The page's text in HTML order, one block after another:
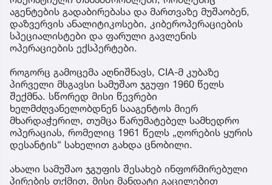
აგენტების გადაბირებასა და მართვაზე მუშაობენ,
დაზვერვის ანალიტიკოსები, კიბეროპერაციების
სპეციალისტები და ფარული გავლენის
ოპერაციების ექსპერტები.
როგორც გამოცემა აღნიშნავს, CIA-მ კუბაზე
პირველი მსგავსი სამუშაო ჯგუფი 1960 წელს
შექმნა. სწორედ მისი წევრები
ხელმძღვანელობდნენ სააგენტოს მიერ
მხარდაჭერილ, თუმცა წარუმატებელ სამხედრო
ოპერაციას, რომელიც 1961 წელს „ღორების ყურის
დესანტის“ სახელით გახდა ცნობილი.
ახალი სამუშაო ჯგუფის შესახებ ინფორმირებული
პირების თქმით, მისი მანდატი გაცილებით